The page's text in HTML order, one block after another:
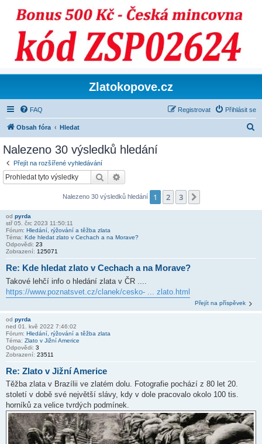
Zlatokopove.cz
FAQ Přihlásit se
Registrovat
Obsah fóra Hledat
Nalezeno 30 výsledků hledání
Přejít na rozšířené vyhledávání
Hledat
Nalezeno 30 výsledků hledání 1 2 3
od pyrda
stř 05. črc 2023 11:50:11
Fórum: Hledání, rýžování a těžba zlata
Téma: Kde hledat zlato v Cechach a na Morave?
Odpovědi: 23
Zobrazení: 125071
Re: Kde hledat zlato v Cechach a na Morave?
Takové lehčí info o hledání zlata v ČR ....
https://www.poznatsvet.cz/clanek/cesko- ... zlato.html
Přejít na příspěvek
od pyrda
ned 01. kvě 2022 7:46:02
Fórum: Hledání, rýžování a těžba zlata
Téma: Zlato v Jižní Americe
Odpovědi: 3
Zobrazení: 23511
Re: Zlato v Jižní Americe
Těžba zlata v Brazílii ve zlatém dolu. Fotografie pochází z 80 let 20.
století v době své největší slávy, kdy v dole pracovalo okolo 100 tis.
horníků za velice tvrdých podmínek.